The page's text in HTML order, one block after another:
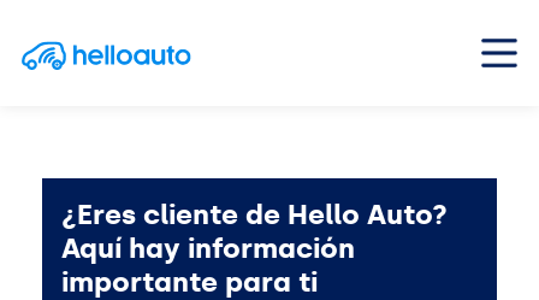
Saltar al contenido
Navegación principal
¿Eres cliente de Hello Auto?
Aquí hay información
importante para ti